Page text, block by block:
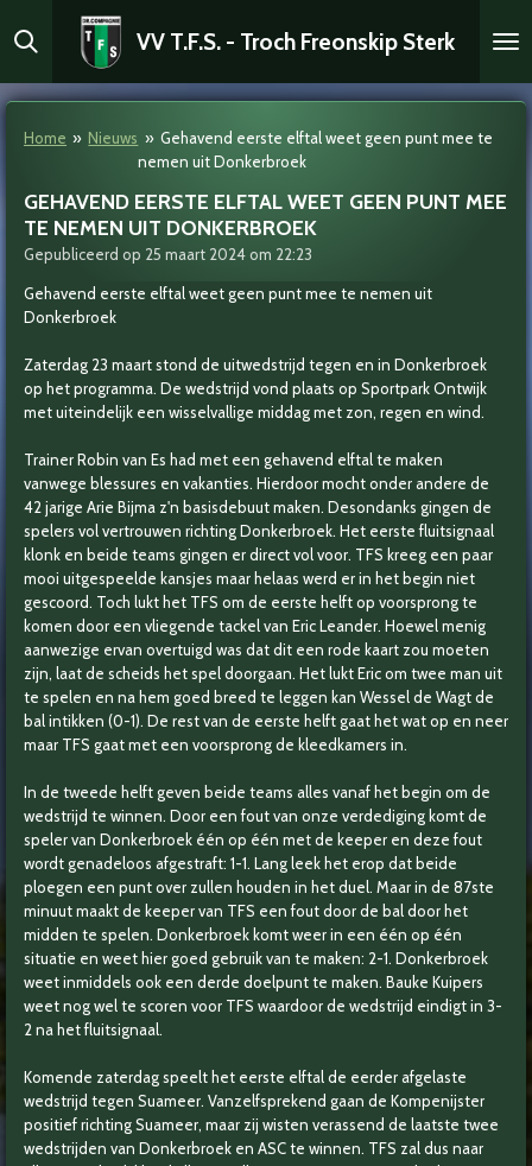
direct
de
VV T.F.S. - Troch Freonskip Sterk
Home » Nieuws » Gehavend eerste elftal weet geen punt mee te
nemen uit Donkerbroek
GEHAVEND EERSTE ELFTAL WEET GEEN PUNT MEE
TE NEMEN UIT DONKERBROEK
Gepubliceerd op 25 maart 2024 om 22:23
Gehavend eerste elftal weet geen punt mee te nemen uit
Donkerbroek
Zaterdag 23 maart stond de uitwedstrijd tegen en in Donkerbroek
op het programma. De wedstrijd vond plaats op Sportpark Ontwijk
met uiteindelijk een wisselvallige middag met zon, regen en wind.
Trainer Robin van Es had met een gehavend elftal te maken
vanwege blessures en vakanties. Hierdoor mocht onder andere de
42 jarige Arie Bijma z'n basisdebuut maken. Desondanks gingen de
spelers vol vertrouwen richting Donkerbroek. Het eerste fluitsignaal
klonk en beide teams gingen er direct vol voor. TFS kreeg een paar
mooi uitgespeelde kansjes maar helaas werd er in het begin niet
gescoord. Toch lukt het TFS om de eerste helft op voorsprong te
komen door een vliegende tackel van Eric Leander. Hoewel menig
aanwezige ervan overtuigd was dat dit een rode kaart zou moeten
zijn, laat de scheids het spel doorgaan. Het lukt Eric om twee man uit
te spelen en na hem goed breed te leggen kan Wessel de Wagt de
bal intikken (0-1). De rest van de eerste helft gaat het wat op en neer
maar TFS gaat met een voorsprong de kleedkamers in.
In de tweede helft geven beide teams alles vanaf het begin om de
wedstrijd te winnen. Door een fout van onze verdediging komt de
speler van Donkerbroek één op één met de keeper en deze fout
wordt genadeloos afgestraft: 1-1. Lang leek het erop dat beide
ploegen een punt over zullen houden in het duel. Maar in de 87ste
minuut maakt de keeper van TFS een fout door de bal door het
midden te spelen. Donkerbroek komt weer in een één op één
situatie en weet hier goed gebruik van te maken: 2-1. Donkerbroek
weet inmiddels ook een derde doelpunt te maken. Bauke Kuipers
weet nog wel te scoren voor TFS waardoor de wedstrijd eindigt in 3-
2 na het fluitsignaal.
Komende zaterdag speelt het eerste elftal de eerder afgelaste
wedstrijd tegen Suameer. Vanzelfsprekend gaan de Kompenijster
positief richting Suameer, maar zij wisten verassend de laatste twee
wedstrijden van Donkerbroek en ASC te winnen. TFS zal dus naar